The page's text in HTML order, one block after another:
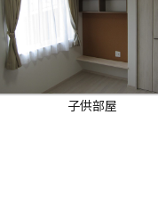
子供部屋